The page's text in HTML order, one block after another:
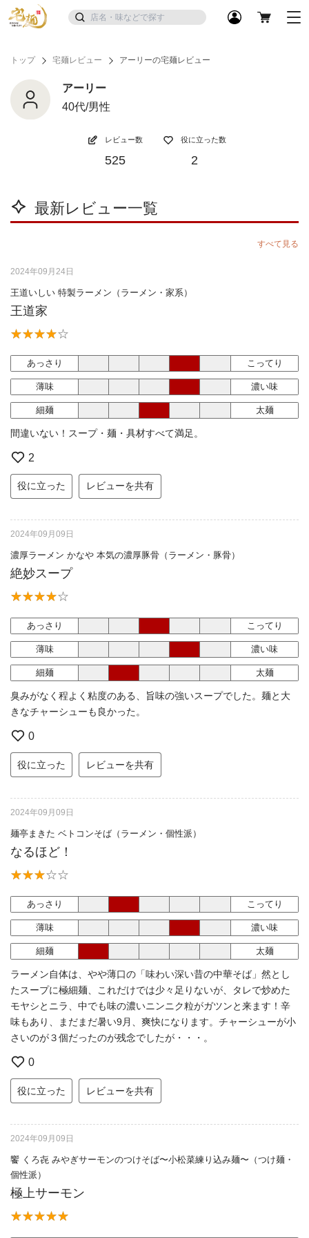
トップ 宅麺レビュー アーリーの宅麺レビュー
アーリー
40代/男性
レビュー数
525
役に立った数
2
最新レビュー一覧
すべて見る
2024年09月24日
王道いしい 特製ラーメン（ラーメン・家系）
王道家
あっさり こってり
薄味 濃い味
細麺 太麺
間違いない！スープ・麺・具材すべて満足。
2
役に立った レビューを共有
2024年09月09日
濃厚ラーメン かなや 本気の濃厚豚骨（ラーメン・豚骨）
絶妙スープ
あっさり こってり
薄味 濃い味
細麺 太麺
臭みがなく程よく粘度のある、旨味の強いスープでした。麺と大
きなチャーシューも良かった。
0
役に立った レビューを共有
2024年09月09日
麺亭まきた ベトコンそば（ラーメン・個性派）
なるほど！
あっさり こってり
薄味 濃い味
細麺 太麺
ラーメン自体は、やや薄口の「味わい深い昔の中華そば」然とし
たスープに極細麺、これだけでは少々足りないが、タレで炒めた
モヤシとニラ、中でも味の濃いニンニク粒がガツンと来ます！辛
味もあり、まだまだ暑い9月、爽快になります。チャーシューが小
さいのが３個だったのが残念でしたが・・・。
0
役に立った レビューを共有
2024年09月09日
饗 くろ㐂 みやぎサーモンのつけそば〜小松菜練り込み麺〜（つけ麺・
個性派）
極上サーモン